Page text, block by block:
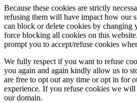
Because these cookies are strictly
refusing them will have impact how our
can block or delete cookies by changing
force blocking all cookies on this
prompt you to accept/refuse cookies
We fully respect if you want to refuse
you again and again kindly allow us to
are free to opt out any time or opt in for
experience. If you refuse cookies we
our domain.